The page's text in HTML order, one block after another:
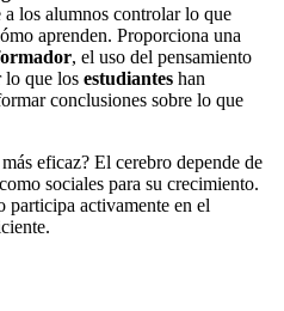
los alumnos controlar lo que
aprenden. Proporciona una
, el uso del pensamiento
lo que los estudiantes han
conclusiones sobre lo que
eficaz? El cerebro depende de
sociales para su crecimiento.
participa activamente en el